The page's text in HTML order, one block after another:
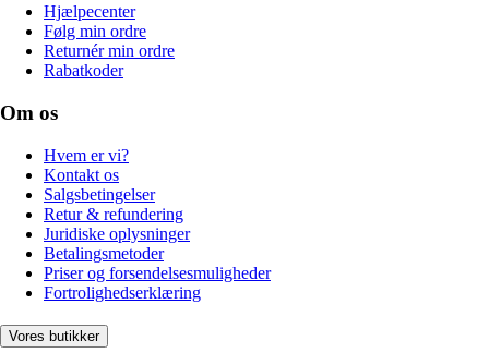
Hjælpecenter
Følg min ordre
Returnér min ordre
Rabatkoder
Om os
Hvem er vi?
Kontakt os
Salgsbetingelser
Retur & refundering
Juridiske oplysninger
Betalingsmetoder
Priser og forsendelsesmuligheder
Fortrolighedserklæring
Vores butikker